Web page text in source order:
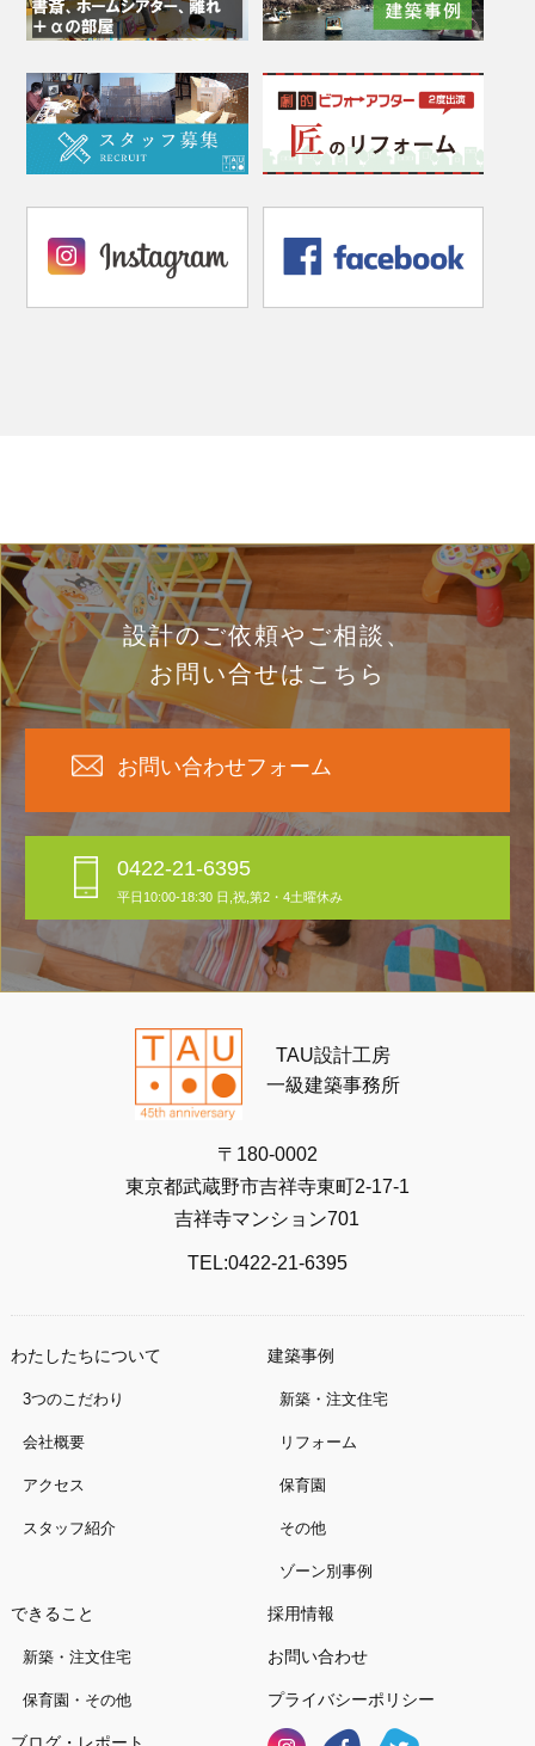
設計のご依頼やご相談、
お問い合せはこちら
お問い合わせフォーム
0422-21-6395
平日10:00-18:30 日,祝,第2・4土曜休み
TAU設計工房
一級建築事務所
〒180-0002
東京都武蔵野市吉祥寺東町2-17-1
吉祥寺マンション701
TEL:0422-21-6395
わたしたちについて
3つのこだわり
会社概要
アクセス
スタッフ紹介
建築事例
新築・注文住宅
リフォーム
保育園
その他
ゾーン別事例
できること
新築・注文住宅
保育園・その他
採用情報
お問い合わせ
プライバシーポリシー